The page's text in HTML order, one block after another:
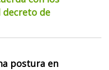
decreto de
postura en